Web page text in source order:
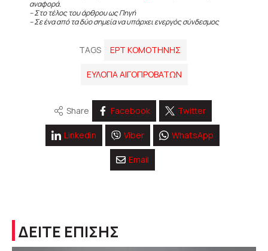
αναφορά.
– Στο τέλος του άρθρου ως Πηγή
– Σε ένα από τα δύο σημεία να υπάρχει ενεργός σύνδεσμος
TAGS ΕΡΤ ΚΟΜΟΤΗΝΗΣ
ΕΥΛΟΓΙΑ ΑΙΓΟΠΡΟΒΑΤΩΝ
Share Facebook Twitter
Linkedin Viber WhatsApp
Email
ΔΕΙΤΕ ΕΠΙΣΗΣ